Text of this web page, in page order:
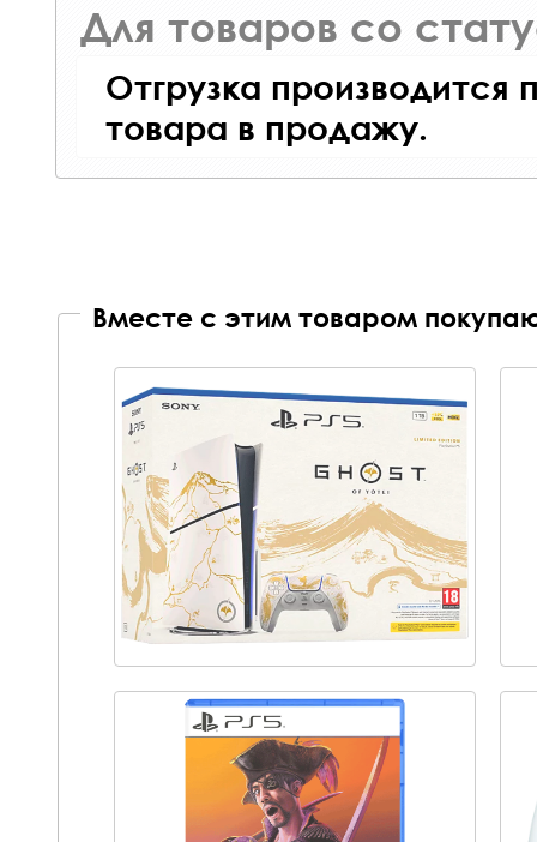
Для товаров со
Отгрузка производится
товара в продажу.
Вместе с этим товаром